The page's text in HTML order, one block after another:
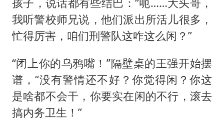
孩子，说话都有些结巴：“呃……大头哥，
我听警校师兄说，他们派出所活儿很多，
忙得厉害，咱们刑警队这咋这么闲？”
“闭上你的乌鸦嘴！”隔壁桌的王强开始摆
谱，“没有警情还不好？你觉得闲？你这
是啥都不会干，你要实在闲的不行，滚去
搞内务卫生！”